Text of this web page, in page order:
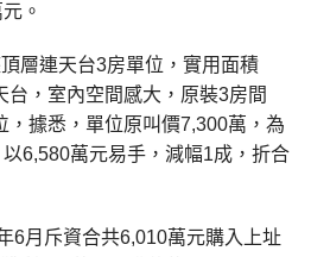
。
層連天台3房單位，實用面積
台，室內空間感大，原裝3房間
，據悉，單位原叫價7,300萬，為
6,580萬元易手，減幅1成，折合
6月斥資合共6,010萬元購入上址